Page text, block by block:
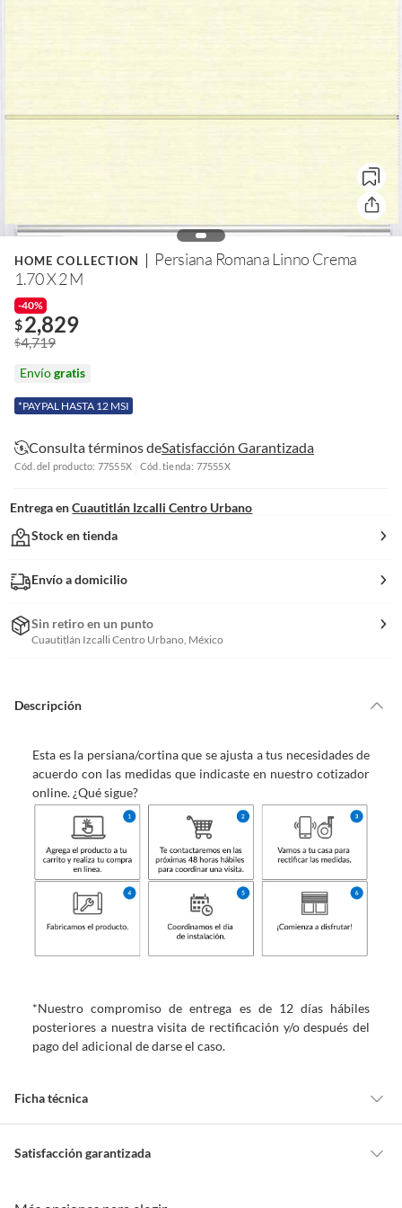
HOME COLLECTION
Persiana Romana Linno Crema
1.70 X 2 M
-40%
$2,829
$4,719
Envíogratis
*PAYPAL HASTA 12 MSI
Consulta términos deSatisfacción Garantizada
Cód. del producto: 77555X Cód. tienda: 77555X
Entrega en Cuautitlán Izcalli Centro Urbano
Stock en tienda
Envío a domicilio
Sin retiro en un punto
Cuautitlán Izcalli Centro Urbano, México
Descripción
Esta es la persiana/cortina que se ajusta a tus necesidades de
acuerdo con las medidas que indicaste en nuestro cotizador
online. ¿Qué sigue?
*Nuestro compromiso de entrega es de 12 días hábiles
posteriores a nuestra visita de rectificación y/o después del
pago del adicional de darse el caso.
Ficha técnica
Marca
Satisfacción garantizada